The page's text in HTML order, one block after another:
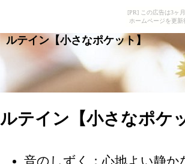
[PR] この広告は3ヶ
ホームページを更
ルテイン【小さなポケット】
ルテイン【小さなポケ
音のしずく：心地よい静か